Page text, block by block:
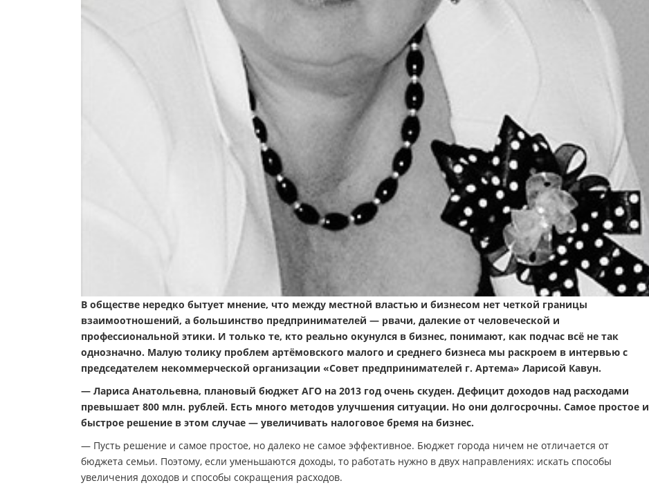
В обществе нередко бытует мнение, что между местной властью и бизнесом нет четкой границы
взаимоотношений, а большинство предпринимателей — рвачи, далекие от человеческой и
профессиональной этики. И только те, кто реально окунулся в бизнес, понимают, как подчас всё не так
однозначно. Малую толику проблем артёмовского малого и среднего бизнеса мы раскроем в интервью с
председателем некоммерческой организации «Совет предпринимателей г. Артема» Ларисой Кавун.
— Лариса Анатольевна, плановый бюджет АГО на 2013 год очень скуден. Дефицит доходов над расходами
превышает 800 млн. рублей. Есть много методов улучшения ситуации. Но они долгосрочны. Самое простое и
быстрое решение в этом случае — увеличивать налоговое бремя на бизнес.
— Пусть решение и самое простое, но далеко не самое эффективное. Бюджет города ничем не отличается от
бюджета семьи. Поэтому, если уменьшаются доходы, то работать нужно в двух направлениях: искать способы
увеличения доходов и способы сокращения расходов.